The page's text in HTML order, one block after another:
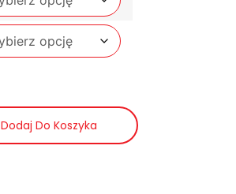
Dodaj Do Koszyka